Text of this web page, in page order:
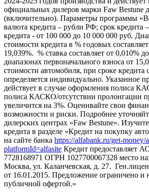
официальных дилеров марки Faw Bestune
(включительно). Параметры программы
валюта кредита – рубли РФ; срок кредита
кредита - от 100 000 до 10 000 000 руб.
стоимости кредита в % годовых
19,039%. % ставка составляет от 0,010%
диапазонах первоначального взноса от
стоимости автомобиля, при сроке кредита
определяется индивидуально. Указанное
действует в случае оформления полиса
полиса КАСКО/отсутствии пролонгации
увеличится на 3%. Оценивайте свои
возможности и риски. Подробнее
дилерских центрах «Faw Bestune».
кредита в разделе «Кредит на покупку
на сайте банка https://alfabank.ru/get-money/
platformId=alfasite Кредит предоставляет
7728168971 ОГРН 1027700067328 место
Москва, ул. Каланчевская, д. 27.
от 16.01.2015. Предложение ограничено и
публичной офертой.»